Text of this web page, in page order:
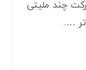
چند ملیتی
….